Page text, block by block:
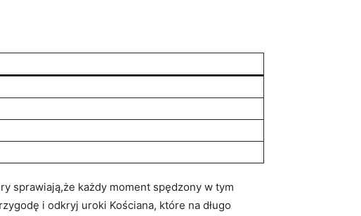
sprawiają,że każdy moment spędzony w tym
i odkryj uroki Kościana, które na długo